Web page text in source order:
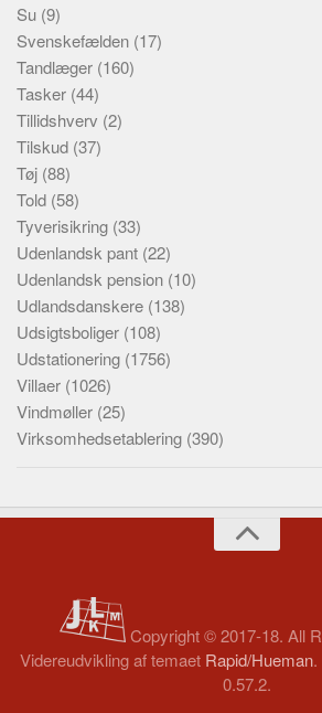
Su (9)
Svenskefælden (17)
Tandlæger (160)
Tasker (44)
Tillidshverv (2)
Tilskud (37)
Tøj (88)
Told (58)
Tyverisikring (33)
Udenlandsk pant (22)
Udenlandsk pension (10)
Udlandsdanskere (138)
Udsigtsboliger (108)
Udstationering (1756)
Villaer (1026)
Vindmøller (25)
Virksomhedsetablering (390)
Copyright © 2017-18. All
Videreudvikling af temaet Rapid/Hueman
0.57.2.